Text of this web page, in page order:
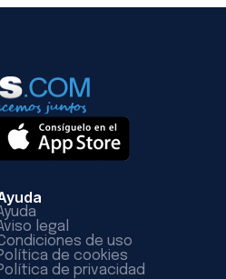
legal
de uso
de cookies
de privacidad